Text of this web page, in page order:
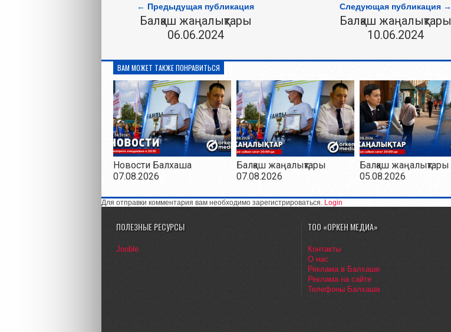
← Предыдущая публикация
Балқаш жаңалықтары
06.06.2024
Следующая публикация →
Балқаш жаңалықтары
10.06.2024
ВАМ МОЖЕТ ТАКЖЕ ПОНРАВИТЬСЯ
Новости Балхаша
07.08.2026
Балқаш жаңалықтары
07.08.2026
Балқаш жаңалықтары
05.08.2026
Для отправки комментария вам необходимо зарегистрироваться. Login
ПОЛЕЗНЫЕ РЕСУРСЫ
Jooble
ТОО «ОРКЕН МЕДИА»
Контакты
О нас
Реклама в Балхаше
Реклама на сайте
Телефоны Балхаша